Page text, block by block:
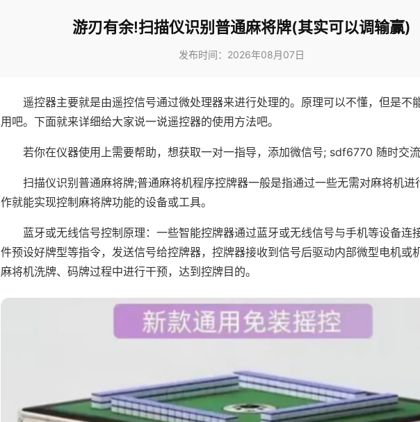
游刃有余!扫描仪识别普通麻将牌(其实可以调输赢)
发布时间：2026年08月07日
遥控器主要就是由遥控信号通过微处理器来进行处理的。原理可以不懂，但是不
用吧。下面就来详细给大家说一说遥控器的使用方法吧。
若你在仪器使用上需要帮助，想获取一对一指导，添加微信号; sdf6770 随时交流
扫描仪识别普通麻将牌;普通麻将机程序控牌器一般是指通过一些无需对麻将机进
作就能实现控制麻将牌功能的设备或工具。
蓝牙或无线信号控制原理：一些智能控牌器通过蓝牙或无线信号与手机等设备连
件预设好牌型等指令，发送信号给控牌器，控牌器接收到信号后驱动内部微型电机或
麻将机洗牌、码牌过程中进行干预，达到控牌目的。